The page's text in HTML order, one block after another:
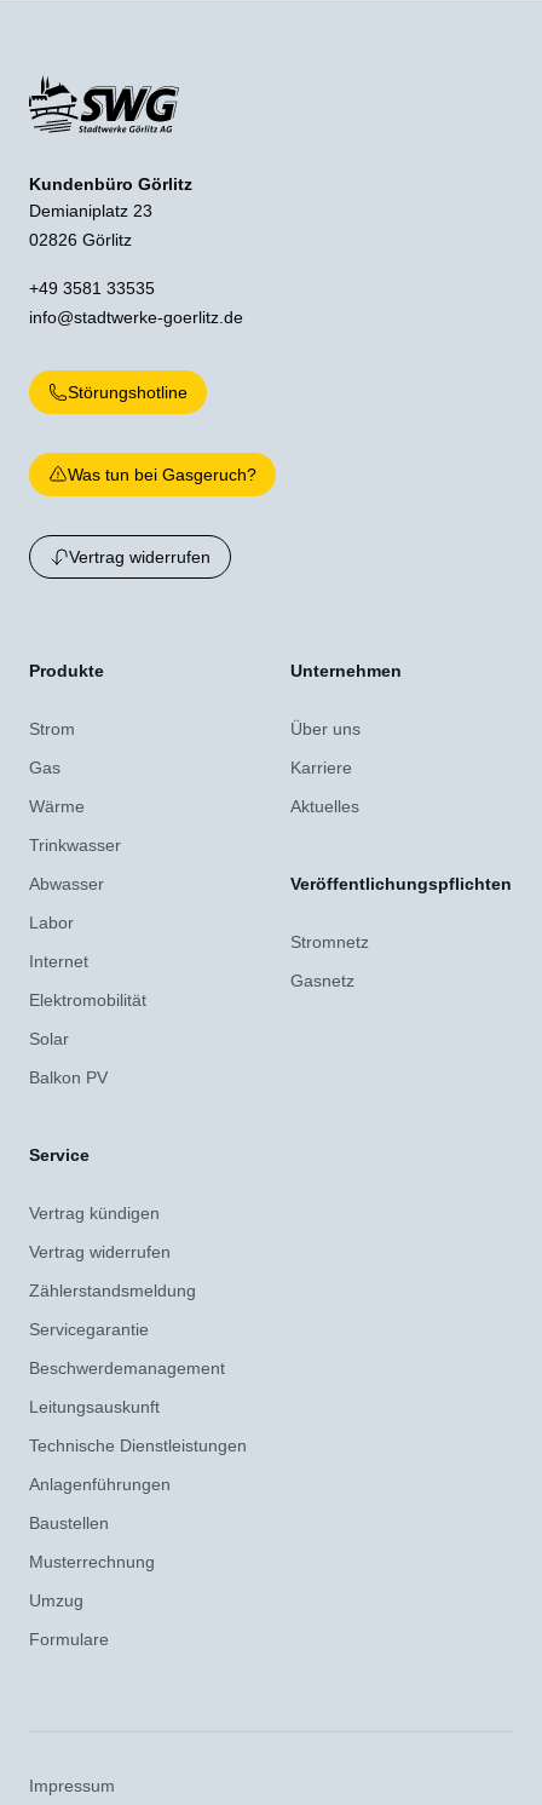
Kundenbüro Görlitz
Demianiplatz 23
02826 Görlitz
+49 3581 33535
info@stadtwerke-goerlitz.de
Störungshotline
Was tun bei Gasgeruch?
Vertrag widerrufen
Produkte
Strom
Gas
Wärme
Trinkwasser
Abwasser
Labor
Internet
Elektromobilität
Solar
Balkon PV
Service
Vertrag kündigen
Vertrag widerrufen
Zählerstandsmeldung
Servicegarantie
Beschwerdemanagement
Leitungsauskunft
Technische Dienstleistungen
Anlagenführungen
Baustellen
Musterrechnung
Umzug
Formulare
Unternehmen
Über uns
Karriere
Aktuelles
Veröffentlichungspflichten
Stromnetz
Gasnetz
Impressum